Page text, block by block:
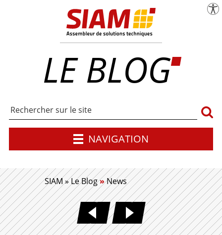
SIAM | Expert en maîtrise d'œuvre
LE BLOG
NAVIGATION
SIAM»Le Blog»News
INTÉGRATIONBANC DE TEST